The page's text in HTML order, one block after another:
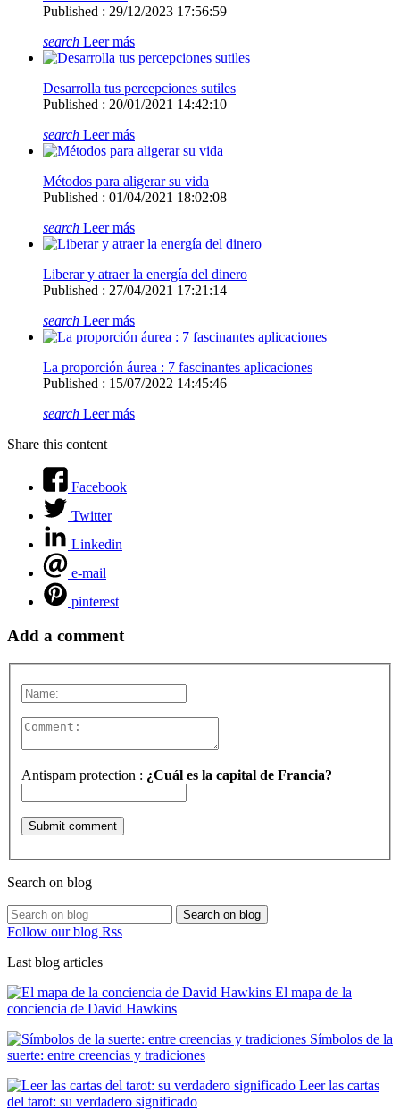
Published : 29/12/2023 17:56:59
search Leer más
Desarrolla tus percepciones sutiles
Published : 20/01/2021 14:42:10
search Leer más
Métodos para aligerar su vida
Published : 01/04/2021 18:02:08
search Leer más
Liberar y atraer la energía del dinero
Published : 27/04/2021 17:21:14
search Leer más
La proporción áurea : 7 fascinantes aplicaciones
Published : 15/07/2022 14:45:46
search Leer más
Share this content
Facebook
Twitter
Linkedin
e-mail
pinterest
Add a comment
Antispam protection : ¿Cuál es la capital de Francia?
Search on blog
Search on blog
Follow our blog Rss
Last blog articles
El mapa de la
conciencia de David Hawkins
Símbolos de la
suerte: entre creencias y tradiciones
Leer las cartas
del tarot: su verdadero significado